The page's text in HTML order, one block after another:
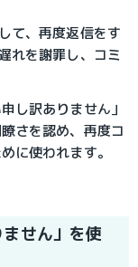
て、再度返信をす
れを謝罪し、コミ
し訳ありません」
さを認め、再度コ
に使われます。
せん」を使